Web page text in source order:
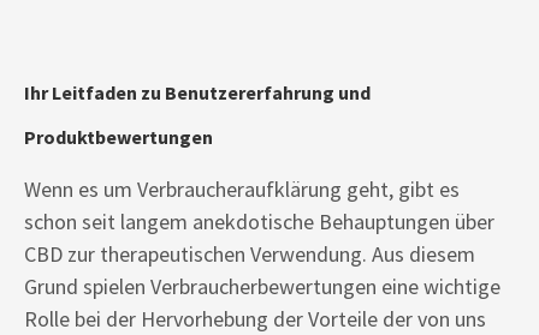
Ihr Leitfaden zu Benutzererfahrung und
Produktbewertungen
Wenn es um Verbraucheraufklärung geht, gibt es
schon seit langem anekdotische Behauptungen über
CBD zur therapeutischen Verwendung. Aus diesem
Grund spielen Verbraucherbewertungen eine wichtige
Rolle bei der Hervorhebung der Vorteile der von uns